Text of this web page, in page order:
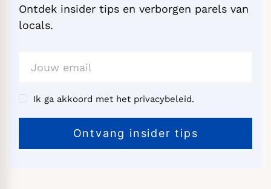
Ontdek insider tips en verborgen parels van
locals.
Ik ga akkoord met het privacybeleid.